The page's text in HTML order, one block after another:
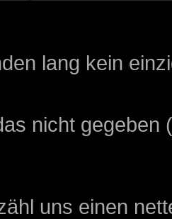
lang kein
nicht gegeben
uns einen